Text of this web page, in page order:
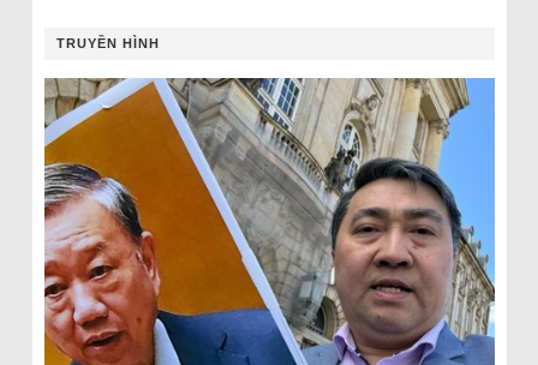
TRUYỀN HÌNH